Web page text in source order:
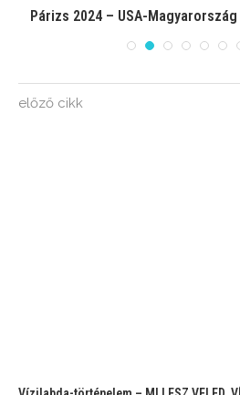
Párizs 2024 – USA-
előző cikk